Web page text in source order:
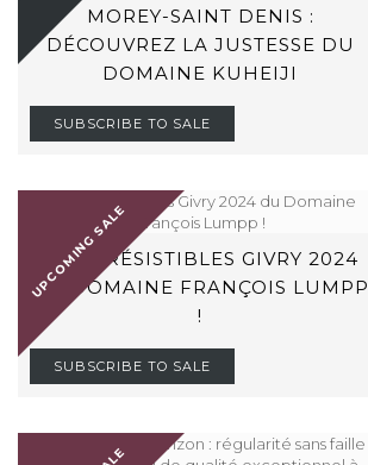
MOREY-SAINT DENIS :
DÉCOUVREZ LA JUSTESSE DU
DOMAINE KUHEIJI
SUBSCRIBE TO SALE
LES IRRÉSISTIBLES GIVRY 2024
DU DOMAINE FRANÇOIS LUMPP
!
SUBSCRIBE TO SALE
UPCOMING SALE